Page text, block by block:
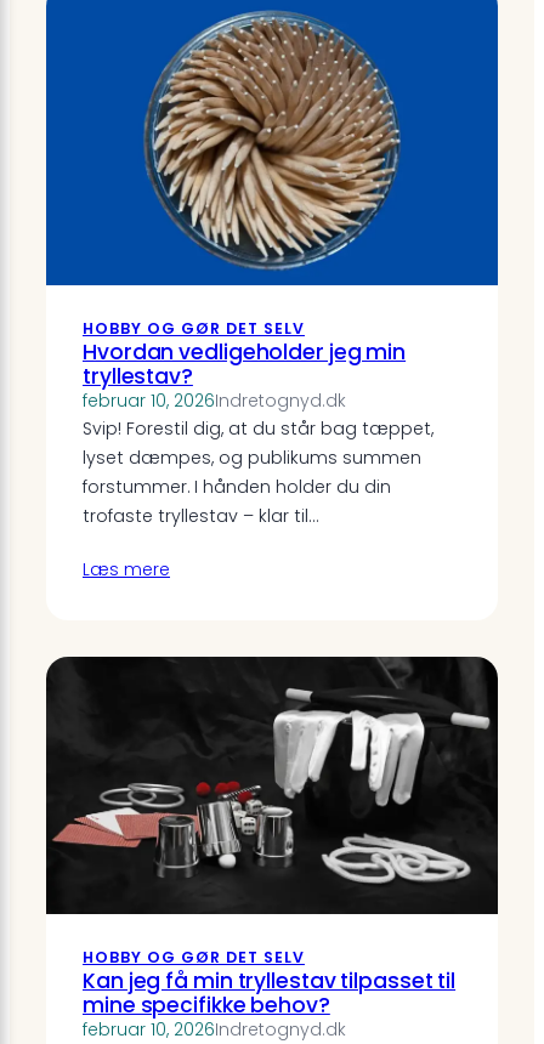
HOBBY OG GØR DET SELV
Hvordan vedligeholder jeg min
tryllestav?
februar 10, 2026Indretognyd.dk
Svip! Forestil dig, at du står bag tæppet,
lyset dæmpes, og publikums summen
forstummer. I hånden holder du din
trofaste tryllestav – klar til…
Læs mere
HOBBY OG GØR DET SELV
Kan jeg få min tryllestav tilpasset til
mine specifikke behov?
februar 10, 2026Indretognyd.dk